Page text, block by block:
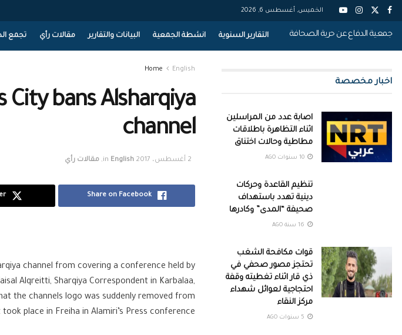
الخميس, أغسطس 6, 2026
جمعية الدفاع عن حرية الصحافة التقارير السنوية انشطة الجمعية البيانات والتقارير مقالات رأي تجمع
Home English
City bans Alsharqiya
channel
2 أغسطس، 2017 in English
, مقالات رأي
Share on Facebook
channel from covering a conference held by
Alqreitti, Sharqiya Correspondent in Karbalaa,
the channels logo was suddenly removed from
place in Freiha in Alamiri’s Press conference.
اخبار مخصصة
اصابة عدد من المراسلين
اثناء التظاهرة باطلاقات
مطاطية وحالات اختناق
تنظيم القاعدة وحركات
دينية تهدد باستهداف
صحيفة “المدى” وكادرها
قوات مكافحة الشغب
تحتجز مصور صحفي في
ذي قار اثناء تغطيته وقفة
احتجاجية لعوائل شهداء
مركز النقاء